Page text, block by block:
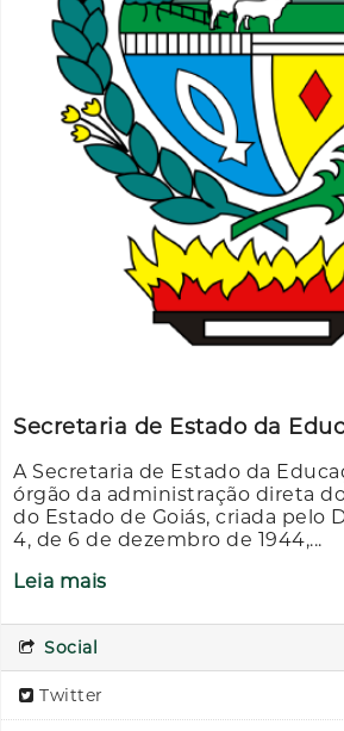
Secretaria de Estado da
A Secretaria de Estado da
órgão da administração direta
do Estado de Goiás, criada pelo
4, de 6 de dezembro de 1944,...
Leia mais
Social
Twitter